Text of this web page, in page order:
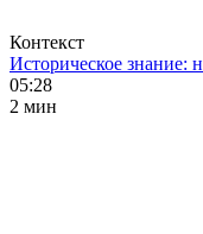
Контекст
Историческое знание:
05:28
2 мин